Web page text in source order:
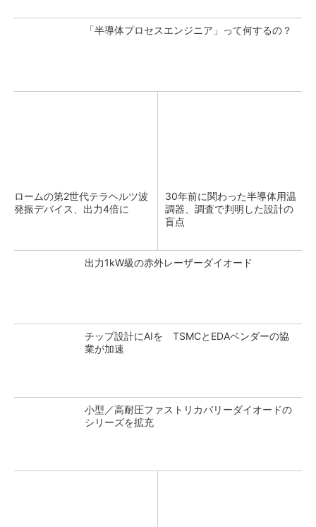
「半導体プロセスエンジニア」って何するの？
ロームの第2世代テラヘルツ波
発振デバイス、出力4倍に
30年前に関わった半導体用温
調器、調査で判明した設計の
盲点
出力1kW級の赤外レーザーダイオード
チップ設計にAIを TSMCとEDAベンダーの協
業が加速
小型／高耐圧ファストリカバリーダイオードの
シリーズを拡充